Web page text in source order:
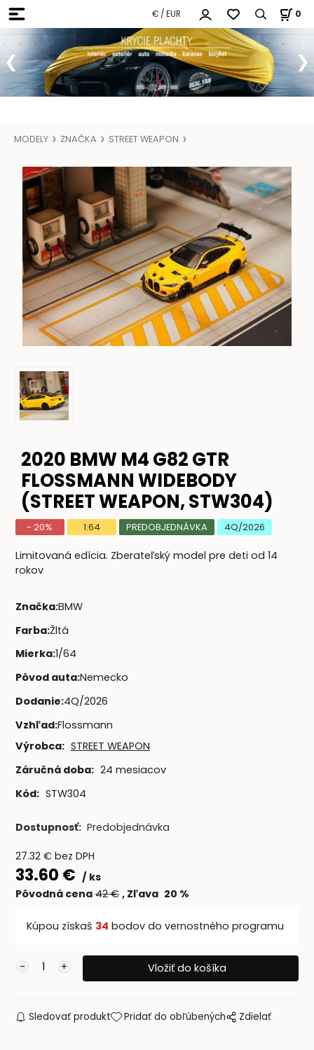
€ / EUR 0
MODELY ZNAČKA STREET WEAPON
2020 BMW M4 G82 GTR
FLOSSMANN WIDEBODY
(STREET WEAPON, STW304)
- 20% 1:64 PREDOBJEDNÁVKA 4Q/2026
Limitovaná edícia. Zberateľský model pre deti od 14
rokov
Značka:BMW
Farba:Žltá
Mierka:1/64
Pôvod auta:Nemecko
Dodanie:4Q/2026
Vzhľad:Flossmann
Výrobca: STREET WEAPON
Záručná doba: 24 mesiacov
Kód: STW304
Dostupnosť: Predobjednávka
27.32€ bez DPH
33.60 €
ks
Pôvodná cena 42€ Zľava 20 %
Kúpou získaš 34 bodov do vernostného programu
Sledovať produkt Pridať do obľúbených Zdielať